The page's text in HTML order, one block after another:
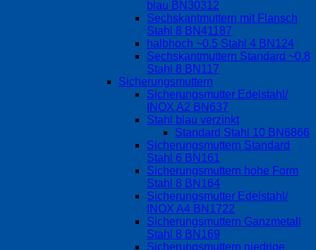
blau BN30312
Sechskantmuttern mit Flansch
Stahl 8 BN41187
halbhoch ~0.5 Stahl 4 BN124
Sechskantmuttern Standard ~0.8
Stahl 8 BN117
Sicherungsmuttern
Sicherungsmutter Edelstahl/
INOX A2 BN637
Stahl blau verzinkt
Standard Stahl 10 BN6866
Sicherungsmuttern Standard
Stahl 6 BN161
Sicherungsmuttern hohe Form
Stahl 8 BN164
Sicherungsmutter Edelstahl/
INOX A4 BN1722
Sicherungsmuttern Ganzmetall
Stahl 8 BN169
Sicherungsmuttern niedrige